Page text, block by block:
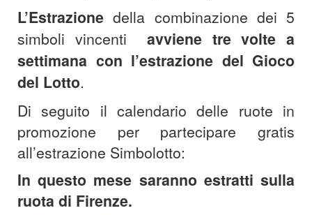
L’Estrazione della combinazione dei 5
simboli vincenti avviene tre volte a
settimana con l’estrazione del Gioco
del Lotto.
Di seguito il calendario delle ruote in
promozione per partecipare gratis
all’estrazione Simbolotto:
In questo mese saranno estratti sulla
ruota di Firenze.